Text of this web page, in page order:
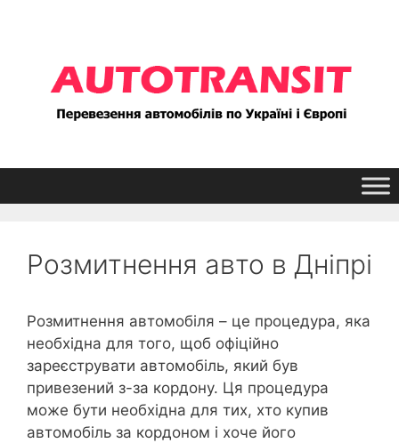
Розмитнення авто в Дніпрі
Розмитнення автомобіля – це процедура, яка
необхідна для того, щоб офіційно
зареєструвати автомобіль, який був
привезений з-за кордону. Ця процедура
може бути необхідна для тих, хто купив
автомобіль за кордоном і хоче його